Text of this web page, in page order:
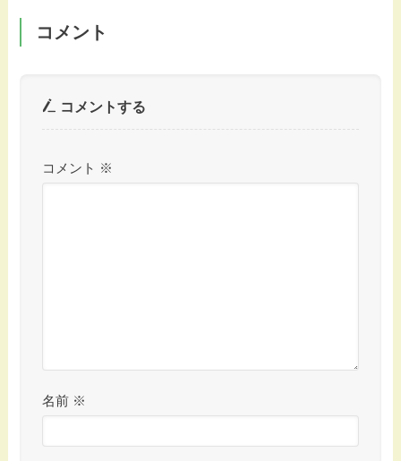
コメント
コメントする
コメント ※
名前 ※